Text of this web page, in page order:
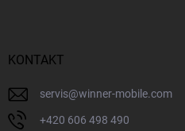
KONTAKT
servis@winner-mobile.com
+420 606 498 490